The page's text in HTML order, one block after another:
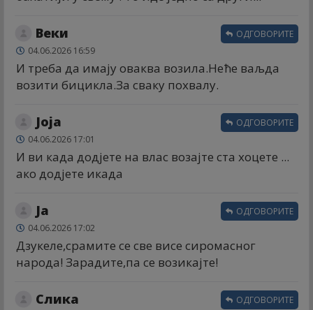
Веки
04.06.2026 16:59
И треба да имају оваква возила.Неће ваљда
возити бицикла.За сваку похвалу.
ОДГОВОРИТЕ
Јоја
04.06.2026 17:01
И ви када додјете на влас возајте ста хоцете ...
ако додјете икада
ОДГОВОРИТЕ
Ја
04.06.2026 17:02
Дзукеле,срамите се све висе сиромасног
народа! Зарадите,па се возикајте!
ОДГОВОРИТЕ
Слика ОДГОВОРИТЕ